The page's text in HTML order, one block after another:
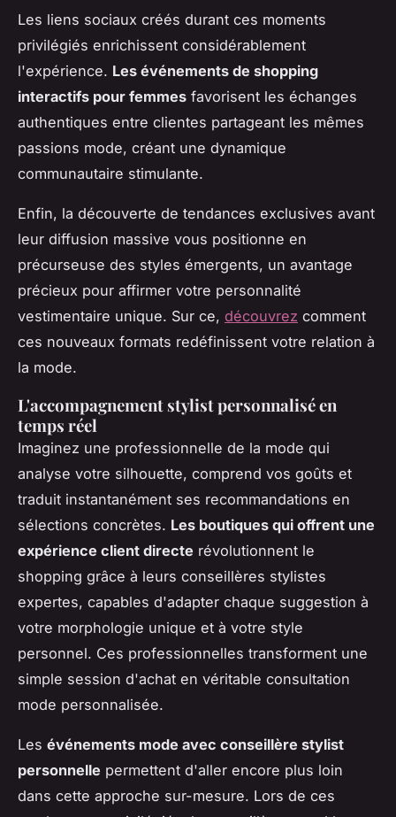
Les liens sociaux créés durant ces moments
privilégiés enrichissent considérablement
l'expérience. Les événements de shopping
interactifs pour femmes favorisent les échanges
authentiques entre clientes partageant les mêmes
passions mode, créant une dynamique
communautaire stimulante.
Enfin, la découverte de tendances exclusives avant
leur diffusion massive vous positionne en
précurseuse des styles émergents, un avantage
précieux pour affirmer votre personnalité
vestimentaire unique. Sur ce, découvrez comment
ces nouveaux formats redéfinissent votre relation à
la mode.
L'accompagnement stylist personnalisé en
temps réel
Imaginez une professionnelle de la mode qui
analyse votre silhouette, comprend vos goûts et
traduit instantanément ses recommandations en
sélections concrètes. Les boutiques qui offrent une
expérience client directe révolutionnent le
shopping grâce à leurs conseillères stylistes
expertes, capables d'adapter chaque suggestion à
votre morphologie unique et à votre style
personnel. Ces professionnelles transforment une
simple session d'achat en véritable consultation
mode personnalisée.
Les événements mode avec conseillère stylist
personnelle permettent d'aller encore plus loin
dans cette approche sur-mesure. Lors de ces